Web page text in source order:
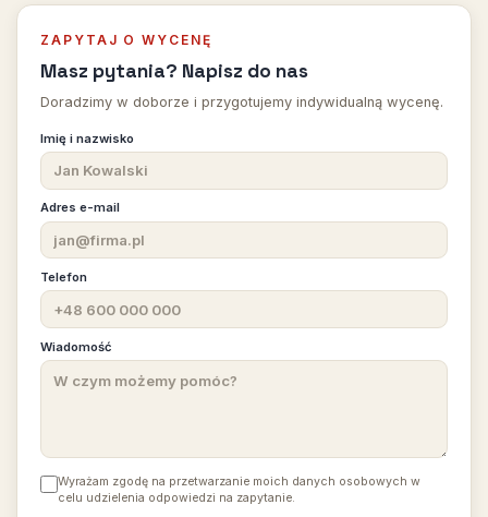
ZAPYTAJ O WYCENĘ
Masz pytania? Napisz do nas
Doradzimy w doborze i przygotujemy indywidualną wycenę.
Imię i nazwisko
Adres e-mail
Telefon
Wiadomość
Wyrażam zgodę na przetwarzanie moich danych osobowych w
celu udzielenia odpowiedzi na zapytanie.